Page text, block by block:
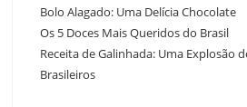
Bolo Alagado: Uma Delícia Chocolate
Os 5 Doces Mais Queridos do Brasil
Receita de Galinhada: Uma Explosão
Brasileiros